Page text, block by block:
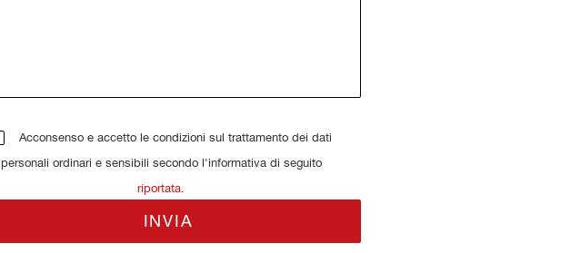
Acconsenso e accetto le condizioni sul trattamento dei dati
personali ordinari e sensibili secondo l'informativa di seguito
riportata.